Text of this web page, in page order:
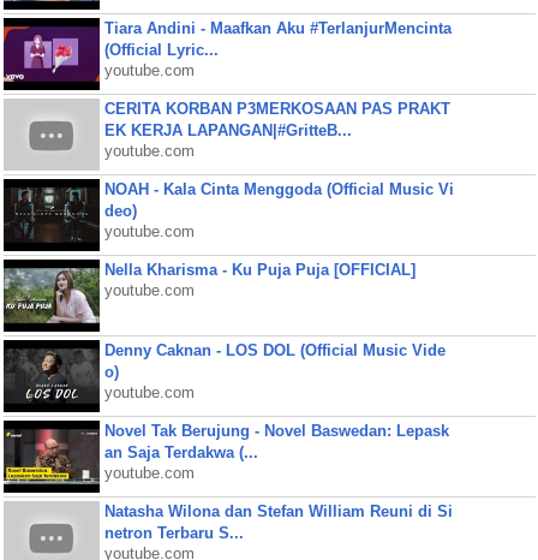
Tiara Andini - Maafkan Aku #TerlanjurMencinta
(Official Lyric...
youtube.com
CERITA KORBAN P3MERKOSAAN PAS PRAKT
EK KERJA LAPANGAN|#GritteB...
youtube.com
NOAH - Kala Cinta Menggoda (Official Music Vi
deo)
youtube.com
Nella Kharisma - Ku Puja Puja [OFFICIAL]
youtube.com
Denny Caknan - LOS DOL (Official Music Vide
o)
youtube.com
Novel Tak Berujung - Novel Baswedan: Lepask
an Saja Terdakwa (...
youtube.com
Natasha Wilona dan Stefan William Reuni di Si
netron Terbaru S...
youtube.com